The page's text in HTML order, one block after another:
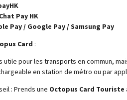
Pay HK
Pay / Google Pay / Samsung Pay
Card :
utile pour les transports en commun,
en station de métro ou par
: Prends une Octopus Card Touriste